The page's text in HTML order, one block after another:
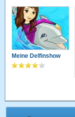
Meine Delfinshow